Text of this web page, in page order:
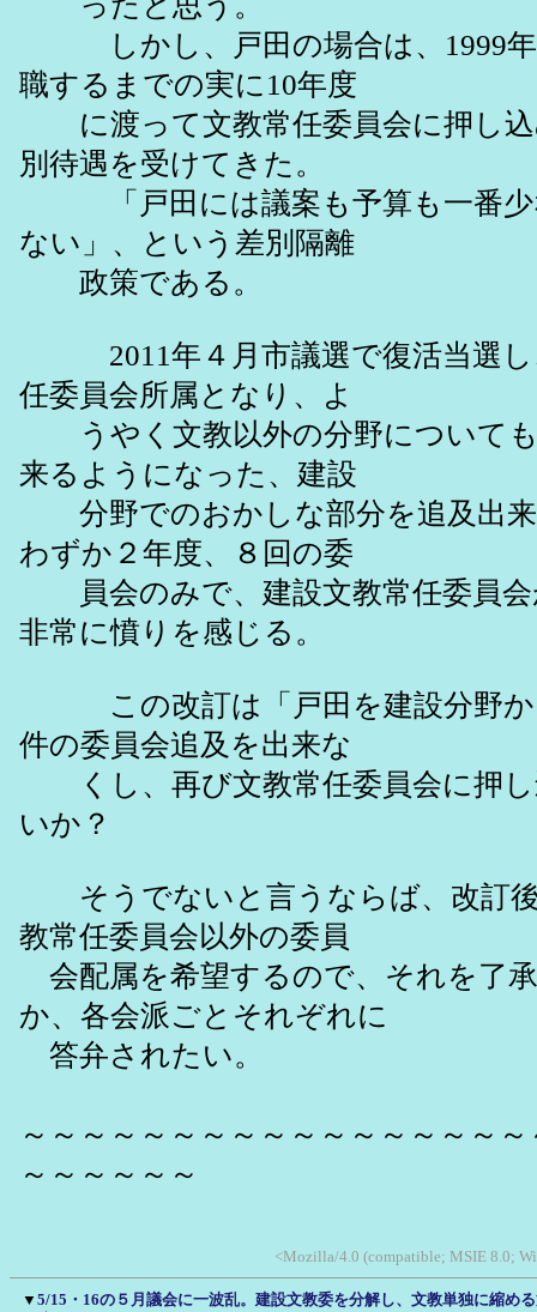
しかし、戸田の場合は、1999年
職するまでの実に10年度
に渡って文教常任委員会に押し込
別待遇を受けてきた。
「戸田には議案も予算も一番少
ない」、という差別隔離
政策である。
2011年４月市議選で復活当選し
任委員会所属となり、よ
うやく文教以外の分野についても
来るようになった、建設
分野でのおかしな部分を追及出来
わずか２年度、８回の委
員会のみで、建設文教常任委員会
非常に憤りを感じる。
この改訂は「戸田を建設分野か
件の委員会追及を出来な
くし、再び文教常任委員会に押し
いか？
そうでないと言うならば、改訂後
教常任委員会以外の委員
会配属を希望するので、それを了
か、各会派ごとそれぞれに
答弁されたい。
～～～～～～～～～～～～～～～～
～～～～～～
<Mozilla/4.0 (compatible; MSIE 8.0;
▼ 5/15・16の５月議会に一波乱。建設文教委を分解し、文教単独に縮め